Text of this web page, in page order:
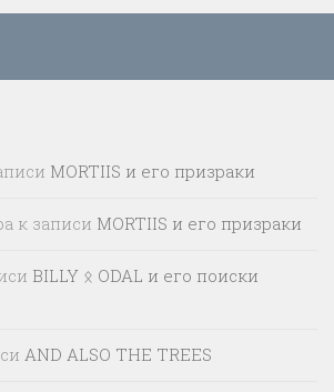
MORTIIS и его призраки
к записи MORTIIS и его призраки
BILLY ᛟ ODAL и его поиски
AND ALSO THE TREES